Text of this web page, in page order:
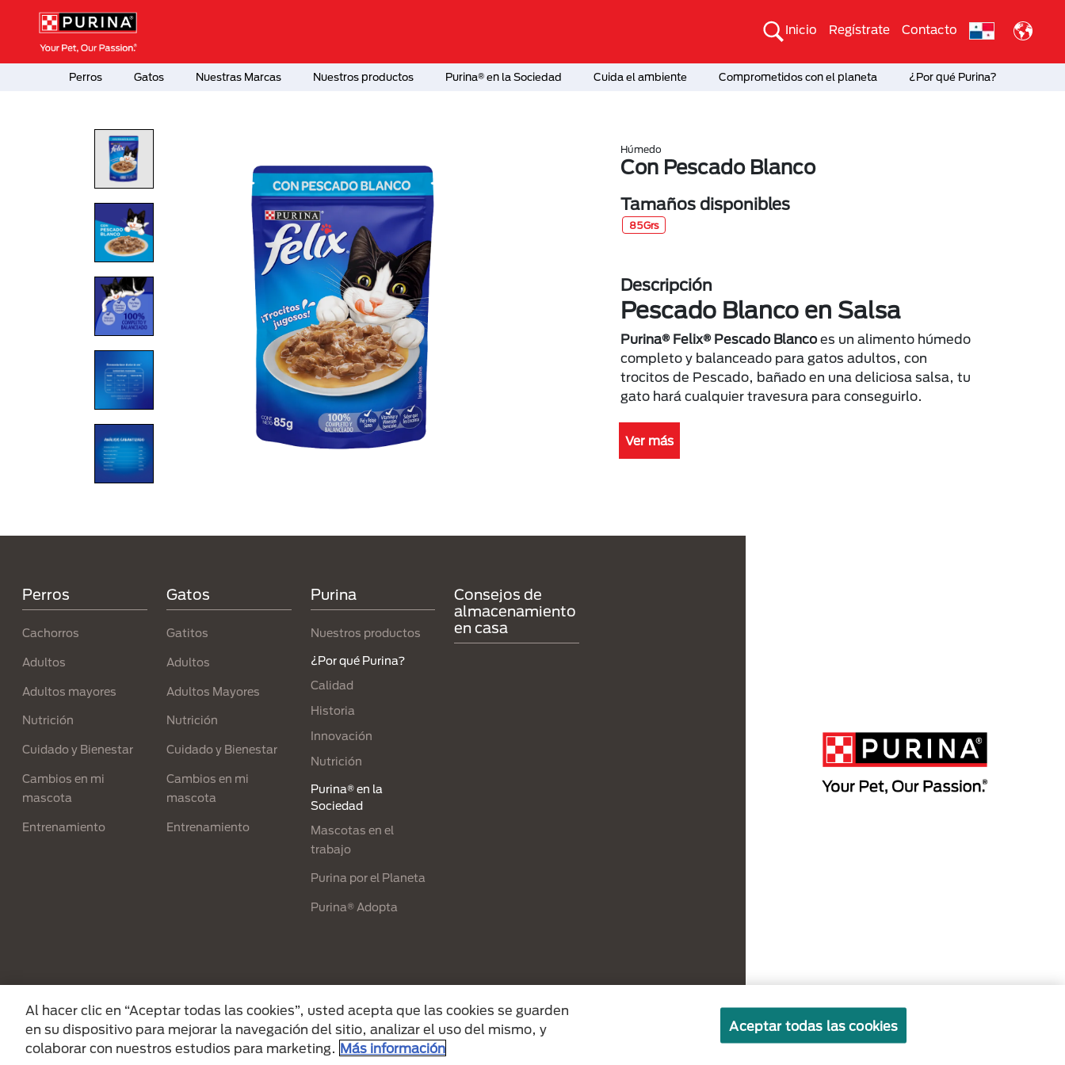
Pasar al contenido principal
Menú Secundario Purina
Inicio Regístrate Contacto
Menú Principal Purina
Perros Gatos Nuestras Marcas Nuestros productos Purina® en la Sociedad Cuida el ambiente Comprometidos con el planeta ¿Por qué Purina?
Húmedo
Con Pescado Blanco
Tamaños disponibles
85Grs
Descripción
Pescado Blanco en Salsa
Purina® Felix® Pescado Blanco es un alimento húmedo
completo y balanceado para gatos adultos, con
trocitos de Pescado, bañado en una deliciosa salsa, tu
gato hará cualquier travesura para conseguirlo.
Ver más
Perros
Cachorros
Adultos
Adultos mayores
Nutrición
Cuidado y Bienestar
Cambios en mi
mascota
Entrenamiento
Gatos
Gatitos
Adultos
Adultos Mayores
Nutrición
Cuidado y Bienestar
Cambios en mi
mascota
Entrenamiento
Purina
Nuestros productos
¿Por qué Purina?
Calidad
Historia
Innovación
Nutrición
Purina® en la
Sociedad
Mascotas en el
trabajo
Purina por el Planeta
Purina® Adopta
Consejos de
almacenamiento
en casa
Menu Footer Secundario Purina
All Nestlé Purina trademarks owned by Société des Produits Nestlé S.A., Vevey, Switzerland or are used with permission.
Políticas sobre
cookies
Términos de
privacidad
Al hacer clic en “Aceptar todas las cookies”, usted acepta que las cookies se guarden
en su dispositivo para mejorar la navegación del sitio, analizar el uso del mismo, y
colaborar con nuestros estudios para marketing. Más información
Aceptar todas las cookies